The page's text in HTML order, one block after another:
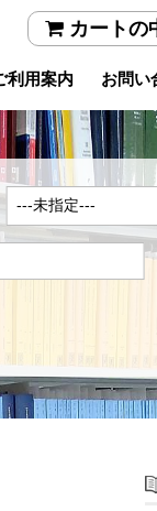
カートの
利用案内 お問い